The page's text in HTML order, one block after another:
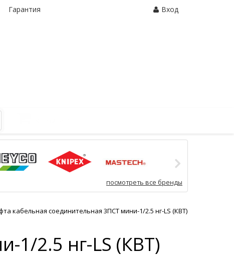
Гарантия Вход
посмотреть все бренды
кабельная соединительная 3ПСТ мини-1/2.5 нг-LS (КВТ)
1/2.5 нг-LS (КВТ)